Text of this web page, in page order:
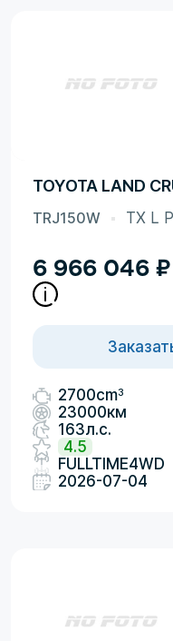
TOYOTA LAND
TRJ150W TX L
6 966 046 ₽
2700cm3
23000км
163л.с.
4.5
FULLTIME4WD
2026-07-04